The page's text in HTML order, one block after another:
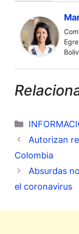
Categorías
Autorizan
Colombia
Absurdas
el coronavirus